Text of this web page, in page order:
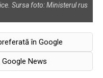
Sursa foto: Ministerul rus
în Google
News